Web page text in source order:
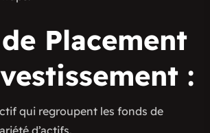
Placement
:
qui regroupent les fonds de